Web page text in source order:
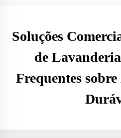
Soluções
de
Frequentes